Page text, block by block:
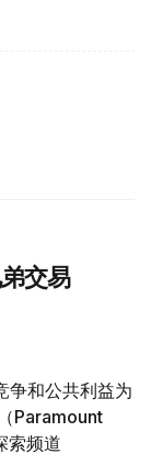
交易
争和公共利益为
Paramount
索频道